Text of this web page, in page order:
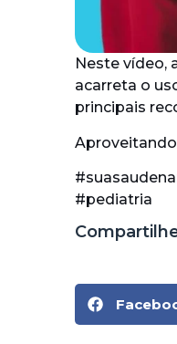
Neste vídeo,
acarreta o
principais
#pediatria